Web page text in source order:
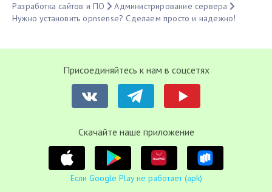
Разработка сайтов и ПО
Администрирование сервера
Нужно установить opnsense? Сделаем просто и надежно!
Присоединяйтесь к нам в соцсетях
Cкачайте наше приложение
Если Google Play не работает (apk)